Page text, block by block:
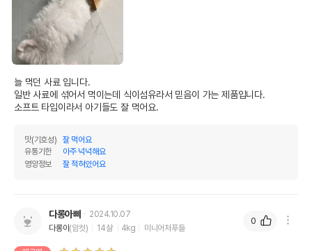
늘 먹던 사료 입니다.
일반 사료에 섞어서 먹이는데 식이섬유라서 믿음이 가는 제품입니다.
소프트 타입이라서 아기들도 잘 먹어요.
맛(기호성)
잘 먹어요
유통기한
아주 넉넉해요
영양정보
잘 적혀있어요
다롱아빠
2024.10.07
다롱이(암컷) 14살 4kg 미니어처푸들
0